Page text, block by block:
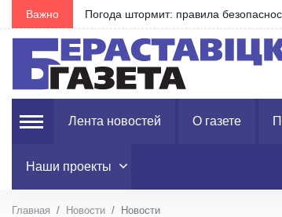
Важно Погода штормит: правила
Лента новостей О газете
Наши проекты
Главная Новости Новости